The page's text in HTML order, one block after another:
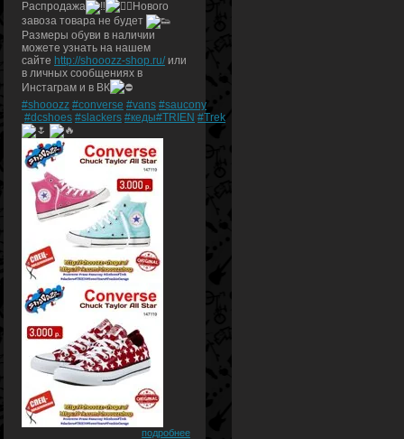
Распродажа
Нового
завоза товара не будет
Размеры обуви в наличии
можете узнать на нашем
сайте http://shooozz-shop.ru/ или
в личных сообщениях в
Инстаграм и в ВК
#shooozz #converse #vans #saucony
#dcshoes #slackers #кеды#TRIEN #Trek
подробнее